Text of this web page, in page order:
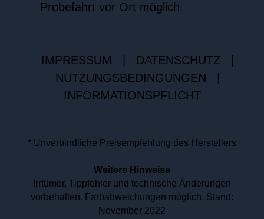
Probefahrt vor Ort möglich
IMPRESSUM DATENSCHUTZ
NUTZUNGSBEDINGUNGEN
INFORMATIONSPFLICHT
* Unverbindliche Preisempfehlung des Herstellers
Weitere Hinweise
Irrtümer, Tippfehler und technische Änderungen
vorbehalten. Farbabweichungen möglich. Stand:
November 2022